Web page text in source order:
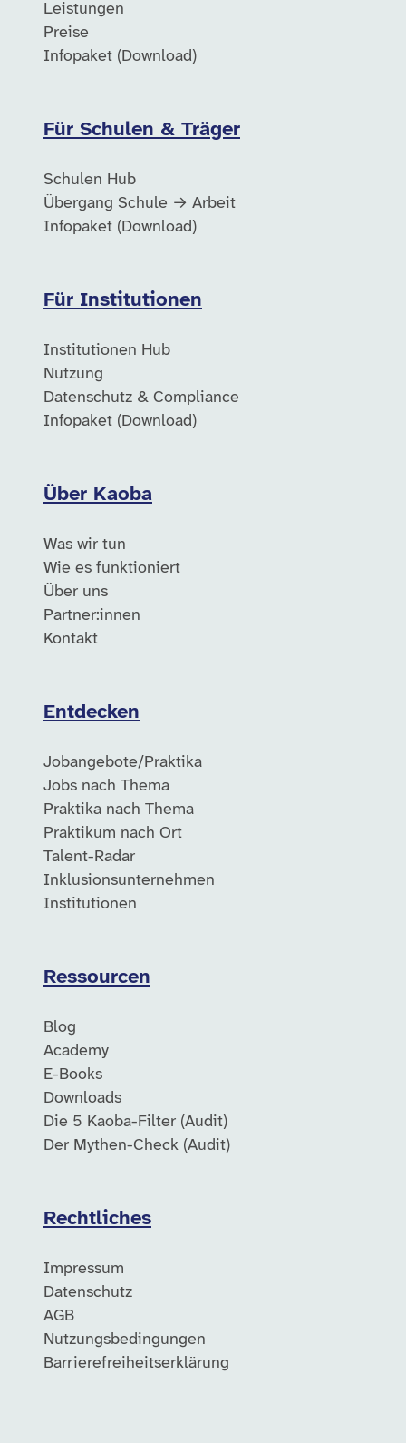
Leistungen
Preise
Infopaket (Download)
Für Schulen & Träger
Schulen Hub
Übergang Schule → Arbeit
Infopaket (Download)
Für Institutionen
Institutionen Hub
Nutzung
Datenschutz & Compliance
Infopaket (Download)
Über Kaoba
Was wir tun
Wie es funktioniert
Über uns
Partner:innen
Kontakt
Entdecken
Jobangebote/Praktika
Jobs nach Thema
Praktika nach Thema
Praktikum nach Ort
Talent-Radar
Inklusionsunternehmen
Institutionen
Ressourcen
Blog
Academy
E-Books
Downloads
Die 5 Kaoba-Filter (Audit)
Der Mythen-Check (Audit)
Rechtliches
Impressum
Datenschutz
AGB
Nutzungsbedingungen
Barrierefreiheitserklärung